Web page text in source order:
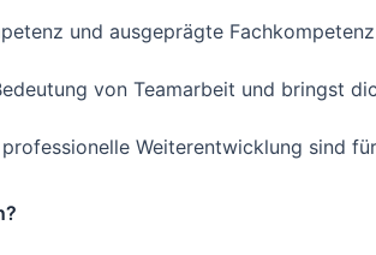
und ausgeprägte
von Teamarbeit und bringst
Weiterentwicklung sind